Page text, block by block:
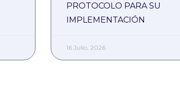
PROTOCOLO PARA SU
IMPLEMENTACIÓN
16 Julio, 2026